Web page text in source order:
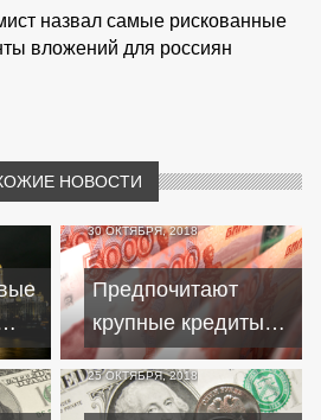
назвал самые рискованные
вложений для россиян
НОВОСТИ
30 ОКТЯБРЯ, 2018
Предпочитают
крупные кредиты
наличными, ипотеку
и карты
25 ОКТЯБРЯ, 2018